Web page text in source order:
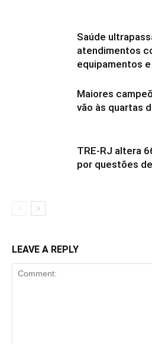
Saúde
atendimentos
equipamentos
Maiores
vão às quartas
TRE-RJ altera
por questões
LEAVE A REPLY